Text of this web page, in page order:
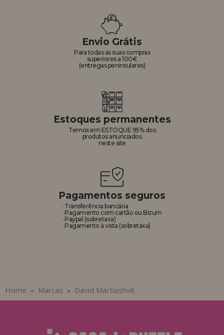
Vá em frente! Estávamos esperando por você.
REGISTRO DE REVENDEDOR
Envio Grátis
Para todas as suas compras
superiores a 100€
(entregas peninsulares)
Estoques permanentes
Temos em ESTOQUE 95% dos
produtos anunciados
neste site
Pagamentos seguros
· Transferência bancária
· Pagamento com cartão ou Bizum
· Paypal (sobretaxa)
· Pagamento à vista (sobretaxa)
Home » Marcas » David Martiashvili